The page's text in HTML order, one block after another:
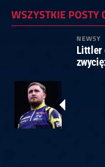
WSZYSTKIE POSTY
NEWSY
Littler